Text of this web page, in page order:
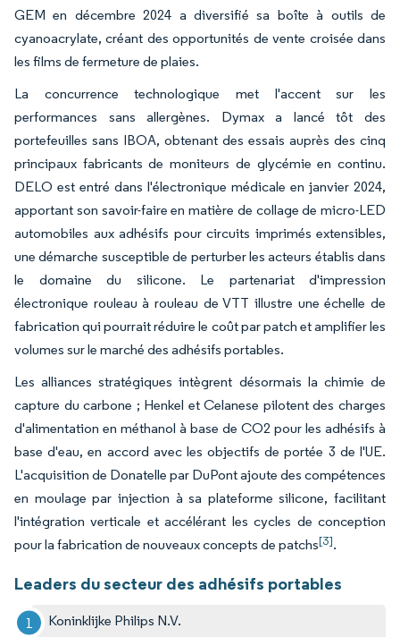
GEM en décembre 2024 a diversifié sa boîte à outils de
cyanoacrylate, créant des opportunités de vente croisée dans
les films de fermeture de plaies.
La concurrence technologique met l'accent sur les
performances sans allergènes. Dymax a lancé tôt des
portefeuilles sans IBOA, obtenant des essais auprès des cinq
principaux fabricants de moniteurs de glycémie en continu.
DELO est entré dans l'électronique médicale en janvier 2024,
apportant son savoir-faire en matière de collage de micro-LED
automobiles aux adhésifs pour circuits imprimés extensibles,
une démarche susceptible de perturber les acteurs établis dans
le domaine du silicone. Le partenariat d'impression
électronique rouleau à rouleau de VTT illustre une échelle de
fabrication qui pourrait réduire le coût par patch et amplifier les
volumes sur le marché des adhésifs portables.
Les alliances stratégiques intègrent désormais la chimie de
capture du carbone ; Henkel et Celanese pilotent des charges
d'alimentation en méthanol à base de CO2 pour les adhésifs à
base d'eau, en accord avec les objectifs de portée 3 de l'UE.
L'acquisition de Donatelle par DuPont ajoute des compétences
en moulage par injection à sa plateforme silicone, facilitant
l'intégration verticale et accélérant les cycles de conception
pour la fabrication de nouveaux concepts de patchs[3].
Leaders du secteur des adhésifs portables
Koninklijke Philips N.V.